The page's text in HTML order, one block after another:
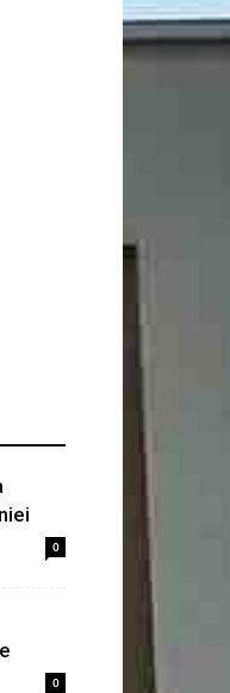
0
0